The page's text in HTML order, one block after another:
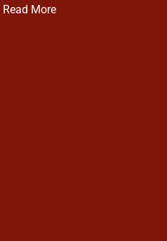
Read More